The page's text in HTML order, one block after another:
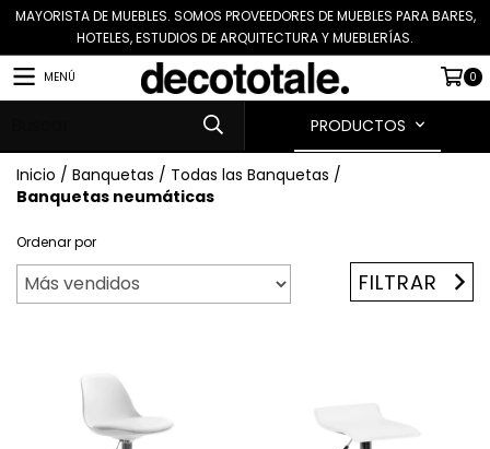
MAYORISTA DE MUEBLES. SOMOS PROVEEDORES DE MUEBLES PARA BARES,
HOTELES, ESTUDIOS DE ARQUITECTURA Y MUEBLERÍAS.
MENÚ 0
PRODUCTOS
Inicio / Banquetas / Todas las Banquetas /
Banquetas neumáticas
Ordenar por
FILTRAR